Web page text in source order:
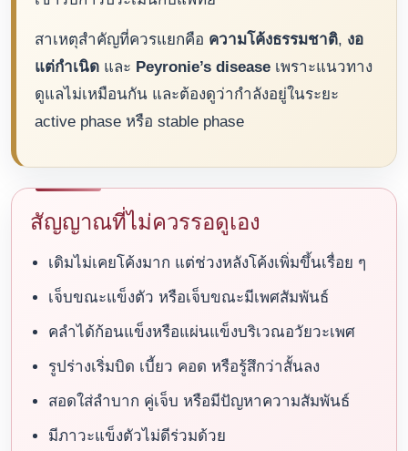
สาเหตุสำคัญที่ควรแยกคือ ความโค้งธรรมชาติ, งอ
แต่กำเนิด และ Peyronie’s disease เพราะแนวทาง
ดูแลไม่เหมือนกัน และต้องดูว่ากำลังอยู่ในระยะ
active phase หรือ stable phase
สัญญาณที่ไม่ควรรอดูเอง
เดิมไม่เคยโค้งมาก แต่ช่วงหลังโค้งเพิ่มขึ้นเรื่อย ๆ
เจ็บขณะแข็งตัว หรือเจ็บขณะมีเพศสัมพันธ์
คลำได้ก้อนแข็งหรือแผ่นแข็งบริเวณอวัยวะเพศ
รูปร่างเริ่มบิด เบี้ยว คอด หรือรู้สึกว่าสั้นลง
สอดใส่ลำบาก คู่เจ็บ หรือมีปัญหาความสัมพันธ์
มีภาวะแข็งตัวไม่ดีร่วมด้วย